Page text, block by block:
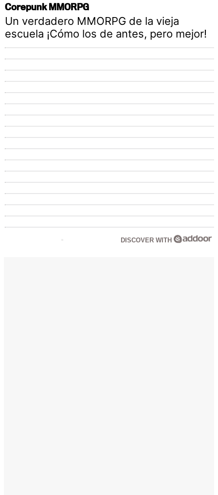
Corepunk MMORPG
Un verdadero MMORPG de la vieja
escuela ¡Cómo los de antes, pero mejor!
DISCOVER WITH